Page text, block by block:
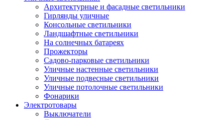
Архитектурные и фасадные светильники
Гирлянды уличные
Консольные светильники
Ландшафтные светильники
На солнечных батареях
Прожекторы
Садово-парковые светильники
Уличные настенные светильники
Уличные подвесные светильники
Уличные потолочные светильники
Фонарики
Электротовары
Выключатели